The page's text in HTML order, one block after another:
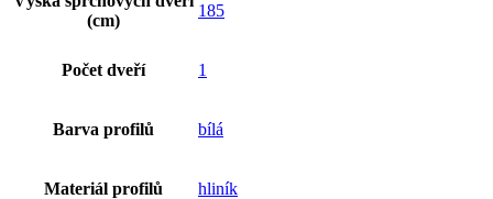
(cm)
185
Počet dveří 1
Barva profilů bílá
Materiál profilů hliník